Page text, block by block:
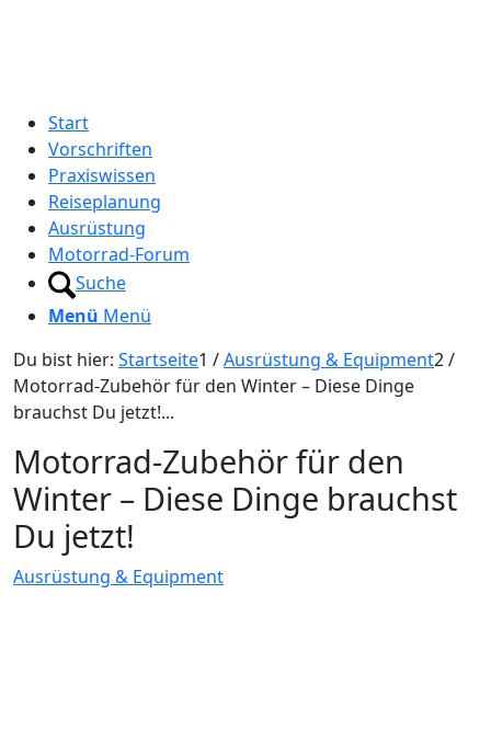
Start
Vorschriften
Praxiswissen
Reiseplanung
Ausrüstung
Motorrad-Forum
Suche
Menü Menü
Du bist hier: Startseite1 /Ausrüstung & Equipment2/
Motorrad-Zubehör für den Winter – Diese Dinge
brauchst Du jetzt!...
Motorrad-Zubehör für den
Winter – Diese Dinge brauchst
Du jetzt!
Ausrüstung & Equipment